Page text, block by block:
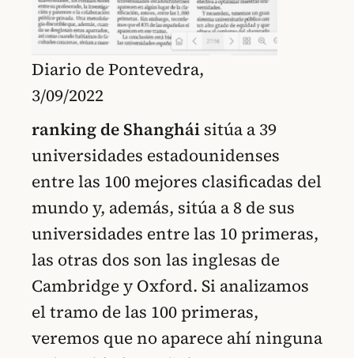
Diario de Pontevedra,
3/09/2022
ranking de Shanghái sitúa a 39
universidades estadounidenses
entre las 100 mejores clasificadas del
mundo y, además, sitúa a 8 de sus
universidades entre las 10 primeras,
las otras dos son las inglesas de
Cambridge y Oxford. Si analizamos
el tramo de las 100 primeras,
veremos que no aparece ahí ninguna